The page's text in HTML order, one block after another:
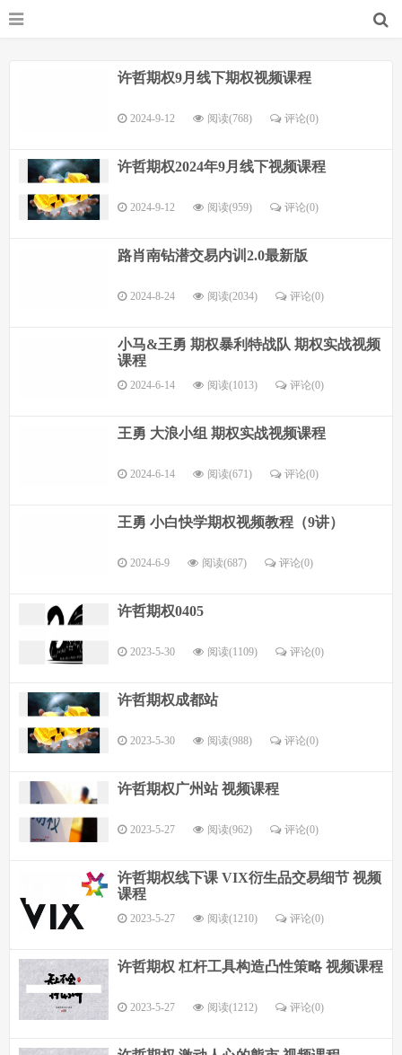
许哲期权9月线下期权视频课程
2024-9-12 阅读(768) 评论(0)
许哲期权2024年9月线下视频课程
2024-9-12 阅读(959) 评论(0)
路肖南钻潜交易内训2.0最新版
2024-8-24 阅读(2034) 评论(0)
小马&王勇 期权暴利特战队 期权实战视频
课程
2024-6-14 阅读(1013) 评论(0)
王勇 大浪小组 期权实战视频课程
2024-6-14 阅读(671) 评论(0)
王勇 小白快学期权视频教程（9讲）
2024-6-9 阅读(687) 评论(0)
许哲期权0405
2023-5-30 阅读(1109) 评论(0)
许哲期权成都站
2023-5-30 阅读(988) 评论(0)
许哲期权广州站 视频课程
2023-5-27 阅读(962) 评论(0)
许哲期权线下课 VIX衍生品交易细节 视频
课程
2023-5-27 阅读(1210) 评论(0)
许哲期权 杠杆工具构造凸性策略 视频课程
2023-5-27 阅读(1212) 评论(0)